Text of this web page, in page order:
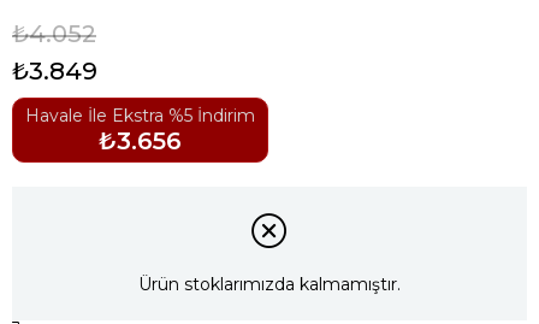
₺4.052
₺3.849
Havale İle Ekstra %5 İndirim
₺3.656
Ürün stoklarımızda kalmamıştır.